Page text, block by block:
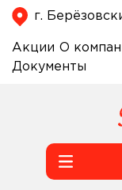
г.
Акции О
Документы